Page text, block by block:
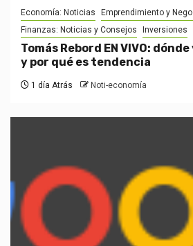
Economía: Noticias
Emprendimiento y
Finanzas: Noticias y Consejos
Inversiones
Tomás Rebord EN VIVO:
y por qué es tendencia
1 día Atrás Noti-economía